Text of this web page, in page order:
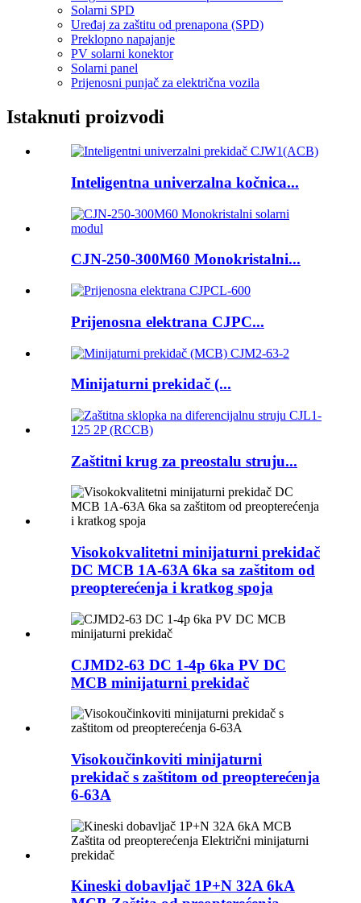
Solarni SPD
Uređaj za zaštitu od prenapona (SPD)
Preklopno napajanje
PV solarni konektor
Solarni panel
Prijenosni punjač za električna vozila
Istaknuti proizvodi
Inteligentna univerzalna kočnica...
CJN-250-300M60 Monokristalni...
Prijenosna elektrana CJPC...
Minijaturni prekidač (...
Zaštitni krug za preostalu struju...
Visokokvalitetni minijaturni prekidač
DC MCB 1A-63A 6ka sa zaštitom od
preopterećenja i kratkog spoja
CJMD2-63 DC 1-4p 6ka PV DC
MCB minijaturni prekidač
Visokoučinkoviti minijaturni
prekidač s zaštitom od preopterećenja
6-63A
Kineski dobavljač 1P+N 32A 6kA